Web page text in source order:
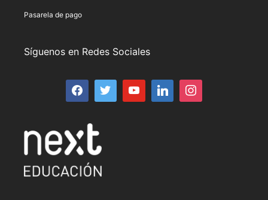
Pasarela de pago
Síguenos en Redes Sociales